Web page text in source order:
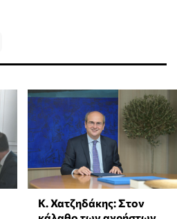
Κ. Χατζηδάκης: Στον